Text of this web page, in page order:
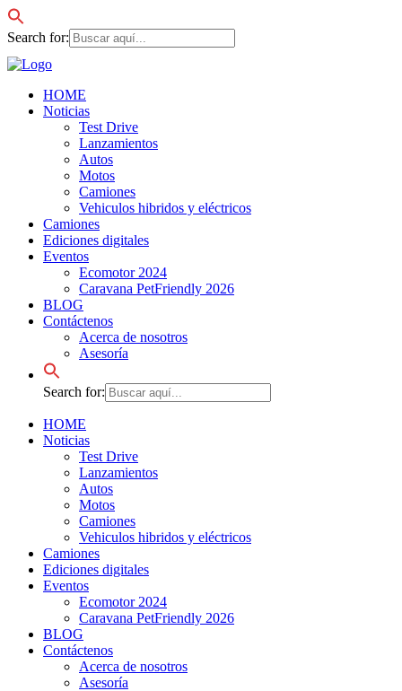
Search for:
HOME
Noticias
Test Drive
Lanzamientos
Autos
Motos
Camiones
Vehiculos hibridos y eléctricos
Camiones
Ediciones digitales
Eventos
Ecomotor 2024
Caravana PetFriendly 2026
BLOG
Contáctenos
Acerca de nosotros
Asesoría
Search for:
HOME
Noticias
Test Drive
Lanzamientos
Autos
Motos
Camiones
Vehiculos hibridos y eléctricos
Camiones
Ediciones digitales
Eventos
Ecomotor 2024
Caravana PetFriendly 2026
BLOG
Contáctenos
Acerca de nosotros
Asesoría